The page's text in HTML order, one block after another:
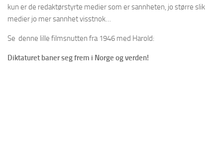
kun er de redaktørstyrte medier som er sannheten, jo større slik
medier jo mer sannhet visstnok…
Se denne lille filmsnutten fra 1946 med Harold:
Diktaturet baner seg frem i Norge og verden!